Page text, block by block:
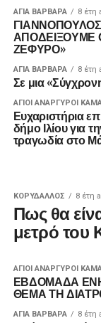
ΑΓΙΑ ΒΑΡΒΑΡΑ 8 έτη
ΑΠΟΔΕΙΞΟΥΜΕ
ΖΕΦΥΡΟ»
ΑΓΙΑ ΒΑΡΒΑΡΑ 8 έτη
Σε μια
ΑΓΙΟΙ ΑΝΑΡΓΥΡΟΙ
Ευχαριστήρια
δήμο Ιλίου για
τραγωδία στο
ΚΟΡΥΔΑΛΛΟΣ 8 έτη
Πως θα
μετρό του
ΑΓΙΟΙ ΑΝΑΡΓΥΡΟΙ
ΕΒΔΟΜΑΔΑ
ΘΕΜΑ ΤΗ
ΑΓΙΑ ΒΑΡΒΑΡΑ 8 έτη